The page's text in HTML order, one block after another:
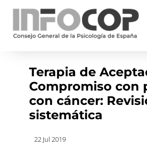
Terapia de
Compromiso con
con cáncer:
sistemática
22 Jul 2019